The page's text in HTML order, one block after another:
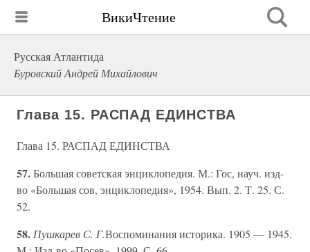
ВикиЧтение
Русская Атлантида
Буровский Андрей Михайлович
Глава 15. РАСПАД ЕДИНСТВА
Глава 15. РАСПАД ЕДИНСТВА
57.Большая советская энциклопедия. М.: Гос, науч. изд-
во «Большая сов, энциклопедия», 1954. Вып. 2. Т. 25. С.
52.
58. Пушкарев С. Г.Воспоминания историка. 1905 — 1945.